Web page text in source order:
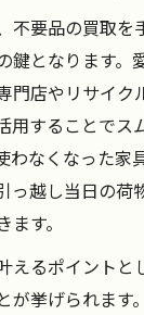
不要品の買取を
鍵となります。
門店やリサイク
用することでス
わなくなった家
っ越し当日の荷
す。
えるポイントと
が挙げられます